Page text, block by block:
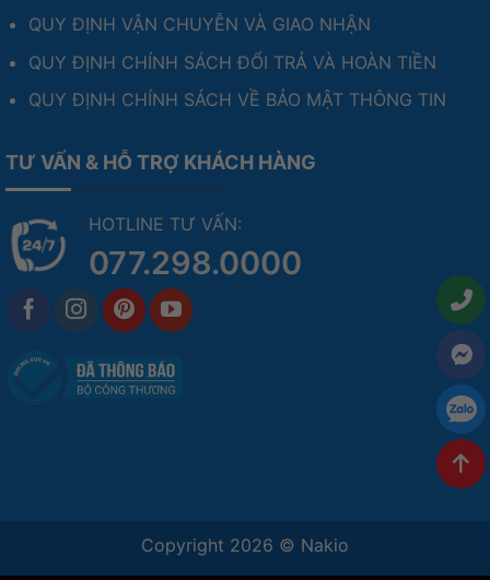
QUY ĐỊNH VẬN CHUYỄN VÀ GIAO NHẬN
QUY ĐỊNH CHÍNH SÁCH ĐỔI TRẢ VÀ HOÀN TIỀN
QUY ĐỊNH CHÍNH SÁCH VỀ BẢO MẬT THÔNG TIN
TƯ VẤN & HỖ TRỢ KHÁCH HÀNG
HOTLINE TƯ VẤN:
077.298.0000
Copyright 2026 © Nakio